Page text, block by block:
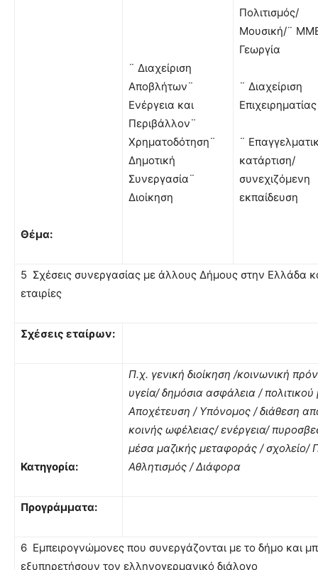
Θέμα:
¨ Διαχείριση
Αποβλήτων¨
Ενέργεια και
Περιβάλλον¨
Χρηματοδότηση¨
Δημοτική
Συνεργασία¨
Διοίκηση
Πολιτισμός/
Μουσική/¨
Γεωργία
¨ Διαχείριση
Επιχειρηματίας
¨
κατάρτιση/
συνεχιζόμενη
εκπαίδευση
5 Σχέσεις συνεργασίας με άλλους Δήμους στην Ελλάδα
εταιρίες
Σχέσεις εταίρων:
Κατηγορία:
Π.χ. γενική διοίκηση /κοινωνική
υγεία/ δημόσια ασφάλεια /
Αποχέτευση / Υπόνομος / διάθεση
κοινής ωφέλειας/ ενέργεια/
μέσα μαζικής μεταφοράς / σχολείο/
Αθλητισμός / Διάφορα
Προγράμματα:
6 Εμπειρογνώμονες που συνεργάζονται με το δήμο και
εξυπηρετήσουν τον ελληνογερμανικό διάλογο